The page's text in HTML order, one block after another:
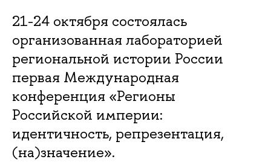
21-24 октября состоялась
организованная лабораторией
региональной истории России
первая Международная
конференция «Регионы
Российской империи:
идентичность, репрезентация,
(на)значение».